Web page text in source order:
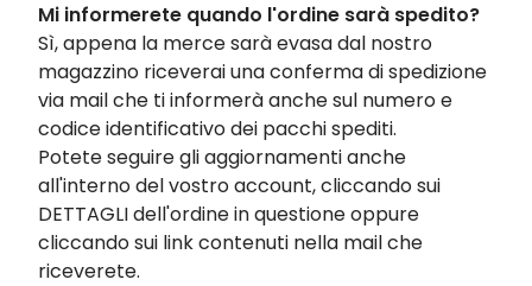
Mi informerete quando l'ordine sarà spedito?
Sì, appena la merce sarà evasa dal nostro
magazzino riceverai una conferma di spedizione
via mail che ti informerà anche sul numero e
codice identificativo dei pacchi spediti.
Potete seguire gli aggiornamenti anche
all'interno del vostro account, cliccando sui
DETTAGLI dell'ordine in questione oppure
cliccando sui link contenuti nella mail che
riceverete.